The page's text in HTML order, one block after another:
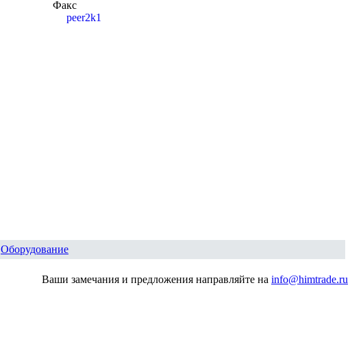
Факс
peer2k1
Оборудование
Ваши замечания и предложения направляйте на info@himtrade.ru